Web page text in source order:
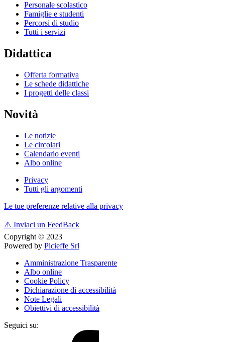
Personale scolastico
Famiglie e studenti
Percorsi di studio
Tutti i servizi
Didattica
Offerta formativa
Le schede didattiche
I progetti delle classi
Novità
Le notizie
Le circolari
Calendario eventi
Albo online
Privacy
Tutti gli argomenti
Le tue preferenze relative alla privacy
⚠️ Inviaci un FeedBack
Copyright © 2023
Powered by Picieffe Srl
Amministrazione Trasparente
Albo online
Cookie Policy
Dichiarazione di accessibilità
Note Legali
Obiettivi di accessibilità
Seguici su: